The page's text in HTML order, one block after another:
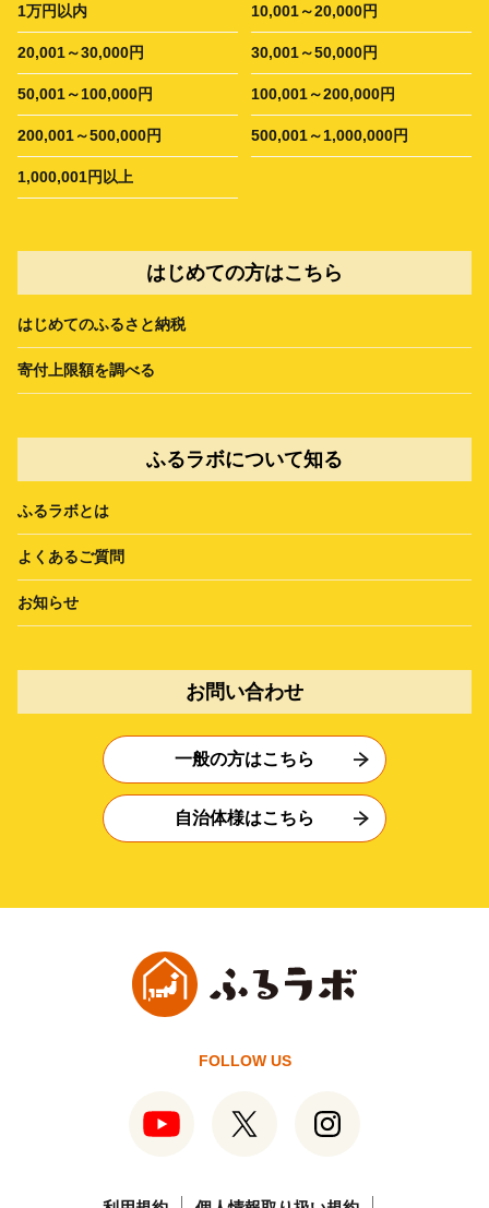
1万円以内 10,001～20,000円
20,001～30,000円 30,001～50,000円
50,001～100,000円 100,001～200,000円
200,001～500,000円 500,001～1,000,000円
1,000,001円以上
はじめての方はこちら
はじめてのふるさと納税
寄付上限額を調べる
ふるラボについて知る
ふるラボとは
よくあるご質問
お知らせ
お問い合わせ
一般の方はこちら
自治体様はこちら
FOLLOW US